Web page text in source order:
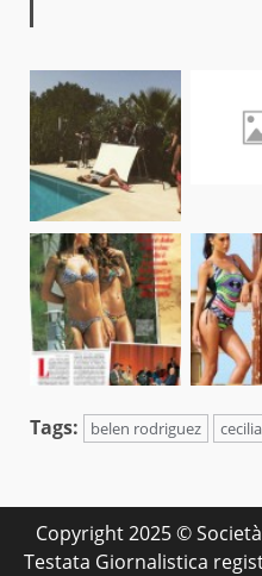
Tags: belen rodriguez
Copyright 2025 ©
Testata Giornalistica